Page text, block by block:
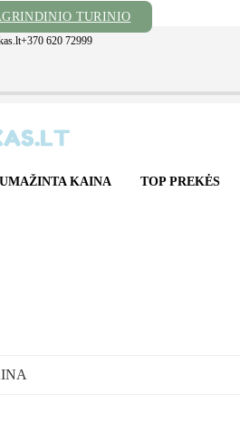
TURINIO
+370 620 72999
KAINA TOP PREKĖS